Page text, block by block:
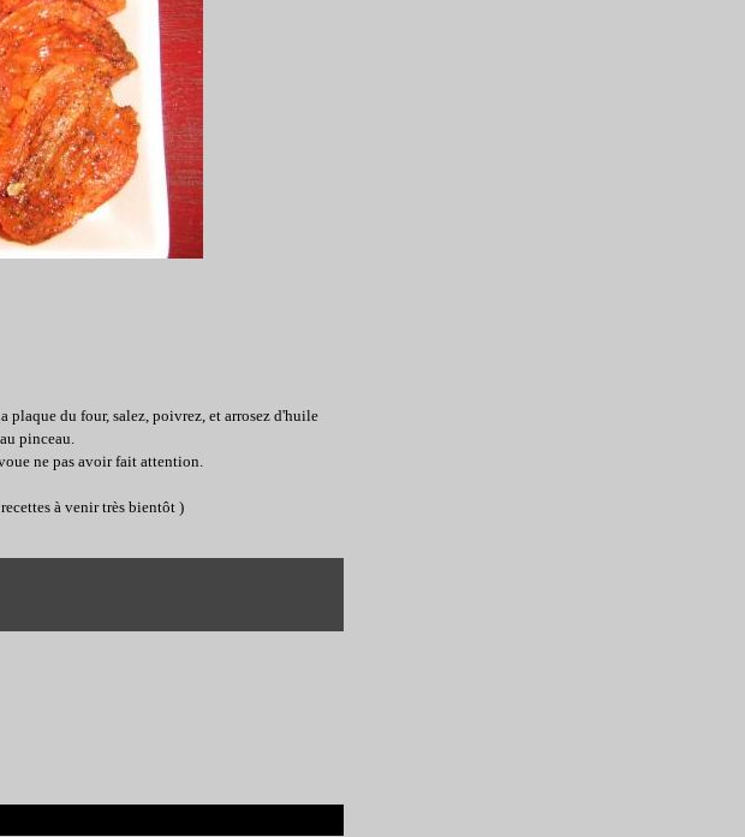
plaque du four, salez, poivrez, et arrosez d'huile
pinceau.
ne pas avoir fait attention.
à venir très bientôt )